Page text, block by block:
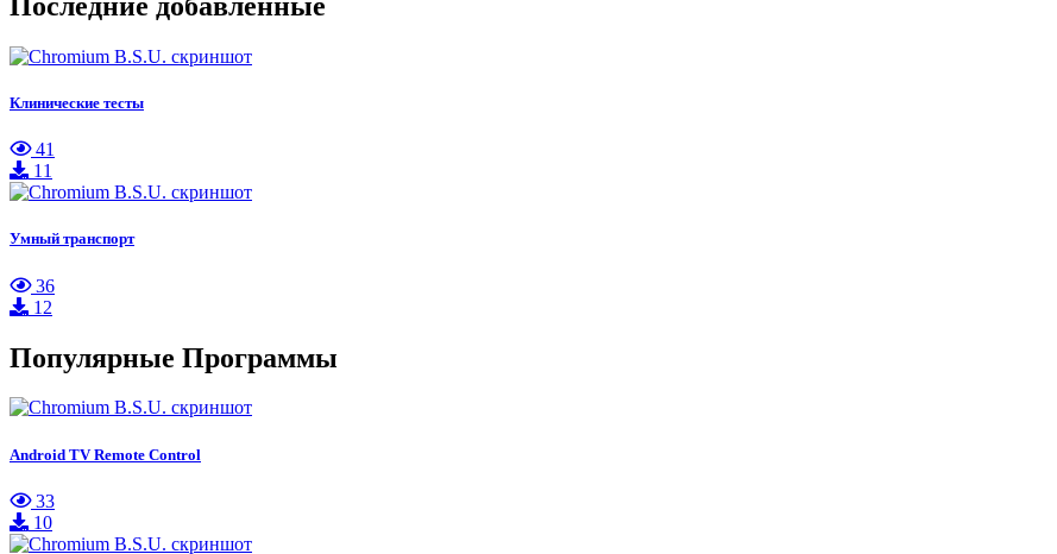
Клинические тесты
41
11
Умный транспорт
36
12
Популярные Программы
Android TV Remote Control
33
10